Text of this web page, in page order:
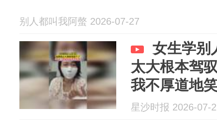
别人都叫我阿螫 2026-07-27
女生学别
太大根本驾
我不厚道地
星沙时报 2026-07-